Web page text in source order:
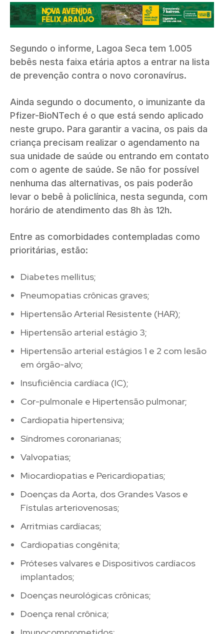
Segundo o informe, Lagoa Seca tem 1.005
bebês nesta faixa etária aptos a entrar na lista
de prevenção contra o novo coronavírus.
Ainda segundo o documento, o imunizante da
Pfizer-BioNTech é o que está sendo aplicado
neste grupo. Para garantir a vacina, os pais da
criança precisam realizar o agendamento na
sua unidade de saúde ou entrando em contato
com o agente de saúde. Se não for possível
nenhuma das alternativas, os pais poderão
levar o bebê à policlínica, nesta segunda, com
horário de atendimento das 8h às 12h.
Entre as comorbidades contempladas como
prioritárias, estão:
Diabetes mellitus;
Pneumopatias crônicas graves;
Hipertensão Arterial Resistente (HAR);
Hipertensão arterial estágio 3;
Hipertensão arterial estágios 1 e 2 com lesão
em órgão-alvo;
Insuficiência cardíaca (IC);
Cor-pulmonale e Hipertensão pulmonar;
Cardiopatia hipertensiva;
Síndromes coronarianas;
Valvopatias;
Miocardiopatias e Pericardiopatias;
Doenças da Aorta, dos Grandes Vasos e
Fístulas arteriovenosas;
Arritmias cardíacas;
Cardiopatias congênita;
Próteses valvares e Dispositivos cardíacos
implantados;
Doenças neurológicas crônicas;
Doença renal crônica;